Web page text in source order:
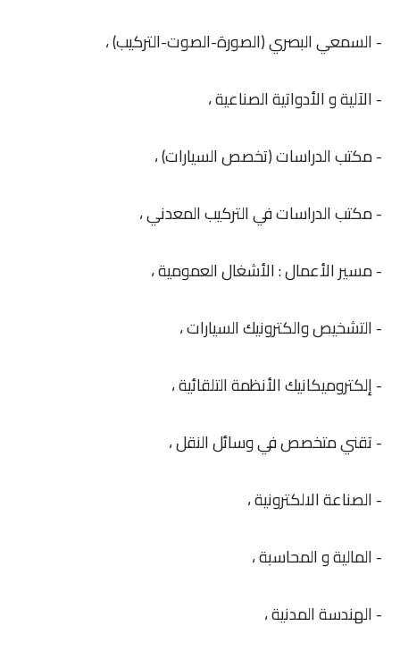
- السمعي البصري (الصورة-الصوت-التركيب) ،
- الآلية و الأدواتية الصناعية ،
- مكتب الدراسات (تخصص السيارات) ،
- مكتب الدراسات في التركيب المعدني ،
- مسير الأعمال : الأشغال العمومية ،
- التشخيص والكترونيك السيارات ،
- إلكتروميكانيك الأنظمة التلقائية ،
- تقني متخصص في وسائل النقل ،
- الصناعة الالكترونية ،
- المالية و المحاسبة ،
- الهندسة المدنية ،